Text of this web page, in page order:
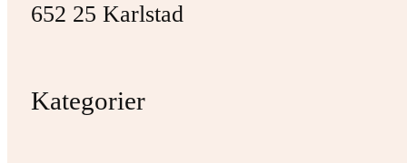
652 25 Karlstad
Kategorier